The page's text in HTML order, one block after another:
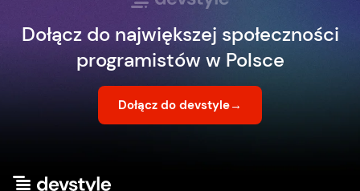
Dołącz do największej społeczności
programistów w Polsce
Dołącz do devstyle→